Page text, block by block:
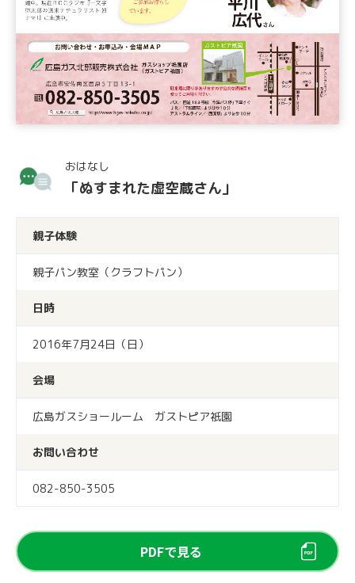
おはなし
「ぬすまれた虚空蔵さん」
親子体験
親子パン教室（クラフトパン）
日時
2016年7月24日（日）
会場
広島ガスショールーム ガストピア祇園
お問い合わせ
082-850-3505
PDFで見る